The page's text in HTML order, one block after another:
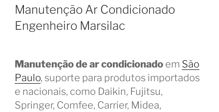
Manutenção Ar Condicionado
Engenheiro Marsilac
Manutenção de ar condicionado em São
Paulo, suporte para produtos importados
e nacionais, como Daikin, Fujitsu,
Springer, Comfee, Carrier, Midea,